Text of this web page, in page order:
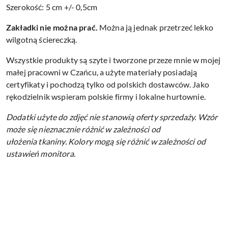
Szerokość: 5 cm +/- 0,5cm
Zakładki nie można prać. Można ją jednak przetrzeć lekko
wilgotną ściereczką.
Wszystkie produkty są szyte i tworzone przeze mnie w mojej
małej pracowni w Czańcu, a użyte materiały posiadają
certyfikaty i pochodzą tylko od polskich dostawców. Jako
rękodzielnik wspieram polskie firmy i lokalne hurtownie.
Dodatki użyte do zdjęć nie stanowią oferty sprzedaży. Wzór
może się nieznacznie różnić w zależności od
ułożenia tkaniny. Kolory mogą się różnić w zależności od
ustawień monitora.